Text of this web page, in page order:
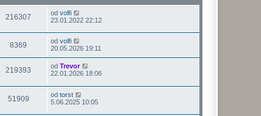
216307 od volfi
23.01.2022 22:12
8369 od volfi
20.05.2026 19:11
219393 od Trevor
22.01.2026 18:06
51909 od torst
5.06.2025 10:05